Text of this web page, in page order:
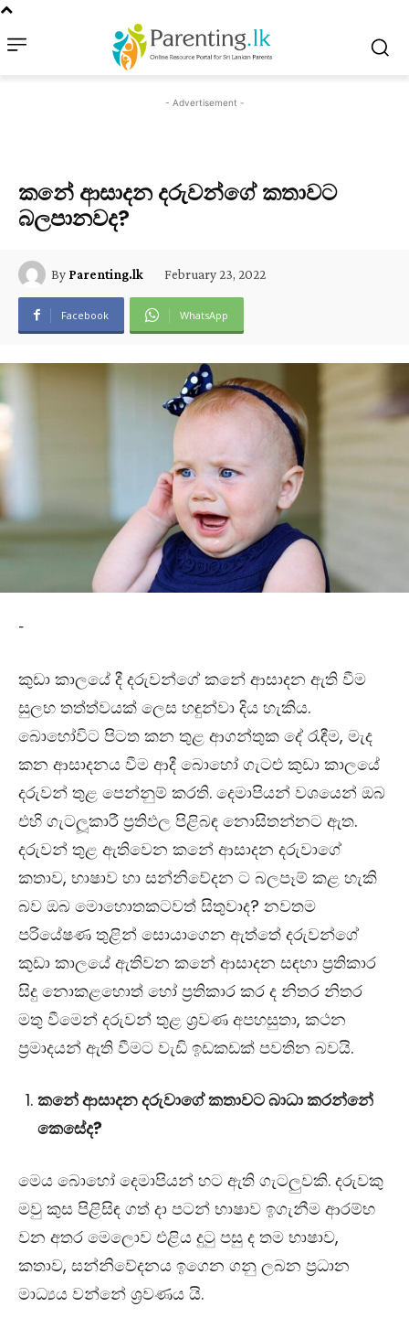
- Advertisement -
කනේ ආසාදන දරුවන්ගේ කතාවට
බලපානවද?
By Parenting.lk February 23, 2022
Facebook WhatsApp
-
කුඩා කාලයේ දී දරුවන්ගේ කනේ ආසාදන ඇති වීම
සුලභ තත්ත්වයක් ලෙස හඳුන්වා දිය හැකිය.
බොහෝවිට පිටත කන තුළ ආගන්තුක දේ රැඳීම, මැද
කන ආසාදනය වීම ආදී බොහෝ ගැටළු කුඩා කාලයේ
දරුවන් තුළ පෙන්නුම් කරති. දෙමාපියන් වශයෙන් ඔබ
එහි ගැටලූකාරී ප්‍රතිඵල පිළිබඳ නොසිතන්නට ඇත.
දරුවන් තුළ ඇතිවෙන කනේ ආසාදන දරුවාගේ
කතාව, භාෂාව හා සන්නිවේදන ට බලපෑම් කළ හැකි
බව ඔබ මොහොතකටවත් සිතුවාද? නවතම
පරියේෂණ තුළින් සොයාගෙන ඇත්තේ දරුවන්ගේ
කුඩා කාලයේ ඇතිවන කනේ ආසාදන සඳහා ප්‍රතිකාර
සිදු නොකළහොත් හෝ ප්‍රතිකාර කර ද නිතර නිතර
මතු වීමෙන් දරුවන් තුළ ශ්‍රවණ අපහසුතා, කථන
ප්‍රමාදයන් ඇති වීමට වැඩි ඉඩකඩක් පවතින බවයි.
කනේ ආසාදන දරුවාගේ කතාවට බාධා කරන්නේ
කෙසේද?
මෙය බොහෝ දෙමාපියන් හට ඇති ගැටලුවකි. දරුවකු
මවු කුස පිළිසිඳ ගත් දා පටන් භාෂාව ඉගැනීම ආරම්භ
වන අතර මෙලොව එළිය දුටු පසු ද තම භාෂාව,
කතාව, සන්නිවේදනය ඉගෙන ගනු ලබන ප්‍රධාන
මාධ්‍යය වන්නේ ශ්‍රවණය යි.